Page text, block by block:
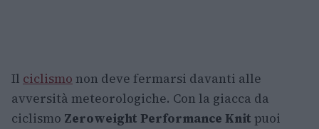
Il ciclismo non deve fermarsi davanti alle
avversità meteorologiche. Con la giacca da
ciclismo Zeroweight Performance Knit puoi